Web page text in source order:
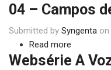
09
–
Voz
da
04 – Campos
Submitted by Syngenta on
Read more
Websérie
Websérie A